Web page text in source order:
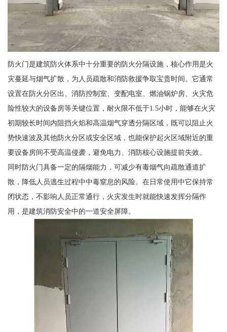
防火门是建筑防火体系中十分重要的防火分隔设施，核心作用是火
灾蔓延与烟气扩散，为人员疏散和消防救援争取宝贵时间。它通常
设置在防火分区出、消防控制室、变配电室、燃油锅炉房、火灾危
险性较大的设备房等关键位置，耐火限不低于1.5小时，能够在火灾
初期较长时间内阻挡火焰和高温烟气穿透分隔区域，既可以阻止火
势快速波及其他防火分区或安全区域，也能保护起火区域附近的重
要设备房间不受高温侵袭，避免电力、消防核心设施提前失效。
同时防火门具备一定的隔烟能力，可减少有毒烟气向疏散通道扩
散，降低人员逃生过程中中毒窒息的风险。在日常使用中它保持常
闭状态，不影响人员正常通行，火灾发生时就能快速发挥分隔作
用，是建筑消防安全中的一道安全屏障。